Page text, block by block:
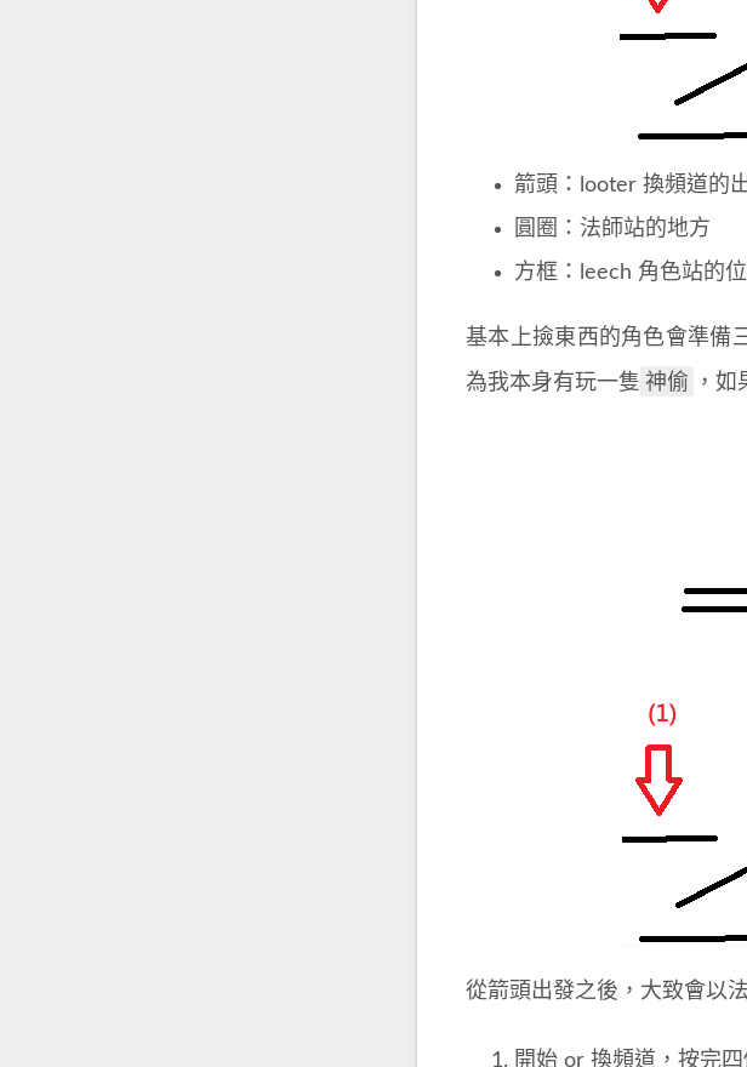
箭頭：looter 換頻道的
圓圈：法師站的地方
方框：leech 角色站的
基本上撿東西的角色會準備
為我本身有玩一隻 神偷 ，
從箭頭出發之後，大致會以
開始 or 換頻道，按完